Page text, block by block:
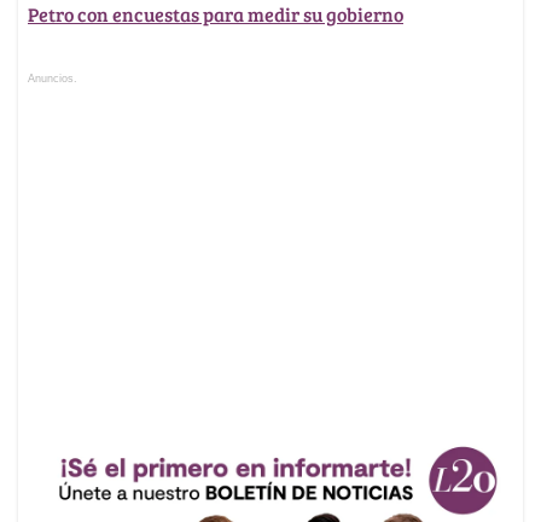
Petro con encuestas para medir su gobierno
Anuncios.